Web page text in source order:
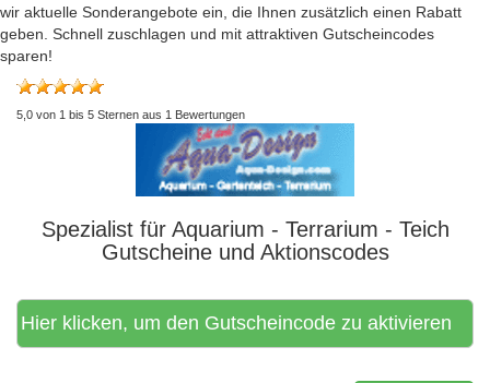
wir aktuelle Sonderangebote ein, die Ihnen zusätzlich einen Rabatt
geben. Schnell zuschlagen und mit attraktiven Gutscheincodes
sparen!
5,0 von 1 bis 5 Sternen aus 1 Bewertungen
Spezialist für Aquarium - Terrarium - Teich
Gutscheine und Aktionscodes
Hier klicken, um den Gutscheincode zu aktivieren